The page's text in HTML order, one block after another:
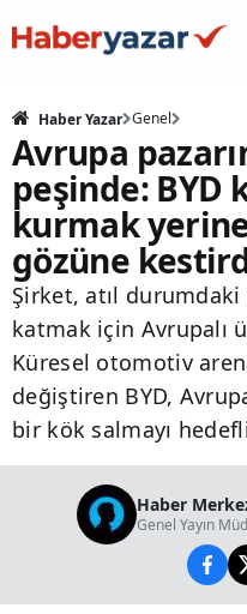
Haber Yazar Genel
Avrupa
peşinde: BYD
kurmak
gözüne
Şirket, atıl
katmak için Avrupalı
Küresel otomotiv
değiştiren BYD,
bir kök salmayı
Haber
Genel Yayın